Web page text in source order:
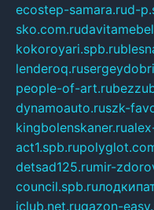
ecostep-samara.rud-
sko.com.ru
kokoroyari.spb.ru
lenderoq.ru
people-of-art.ru
dynamoauto.ruszk-
kingbolenskaner.ru
act1.spb.ru
detsad125.rumir-
council.spb.ru
iclub.net.rugazon-